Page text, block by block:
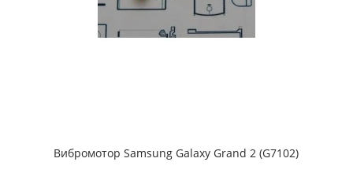
Вибромотор Samsung Galaxy Grand 2 (G7102)